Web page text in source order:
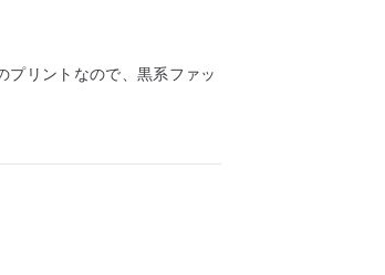
リントなので、黒系ファッ